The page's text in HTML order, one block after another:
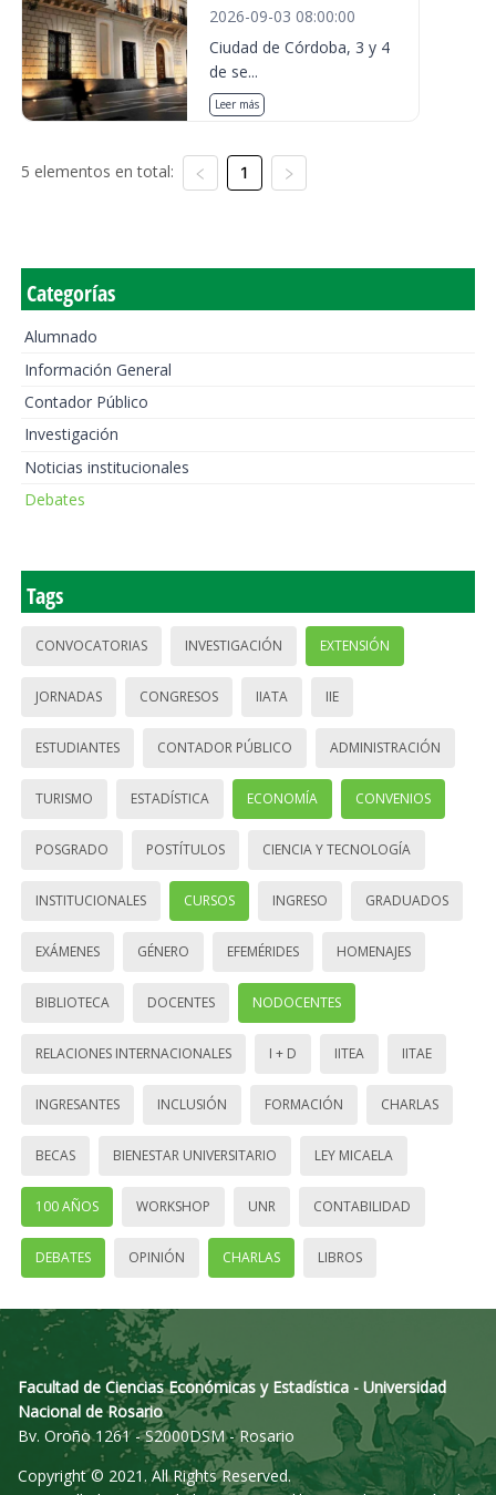
2026-09-03 08:00:00
Ciudad de Córdoba, 3 y 4
de se...
Leer más
5 elementos en total: 1
Categorías
Alumnado
Información General
Contador Público
Investigación
Noticias institucionales
Debates
Tags
CONVOCATORIAS INVESTIGACIÓN EXTENSIÓN
JORNADAS CONGRESOS IIATA IIE
ESTUDIANTES CONTADOR PÚBLICO ADMINISTRACIÓN
TURISMO ESTADÍSTICA ECONOMÍA CONVENIOS
POSGRADO POSTÍTULOS CIENCIA Y TECNOLOGÍA
INSTITUCIONALES CURSOS INGRESO GRADUADOS
EXÁMENES GÉNERO EFEMÉRIDES HOMENAJES
BIBLIOTECA DOCENTES NODOCENTES
RELACIONES INTERNACIONALES I + D IITEA IITAE
INGRESANTES INCLUSIÓN FORMACIÓN CHARLAS
BECAS BIENESTAR UNIVERSITARIO LEY MICAELA
100 AÑOS WORKSHOP UNR CONTABILIDAD
DEBATES OPINIÓN CHARLAS LIBROS
Facultad de Ciencias Económicas y Estadística - Universidad
Nacional de Rosario
Bv. Oroño 1261 - S2000DSM - Rosario
Copyright © 2021. All Rights Reserved.